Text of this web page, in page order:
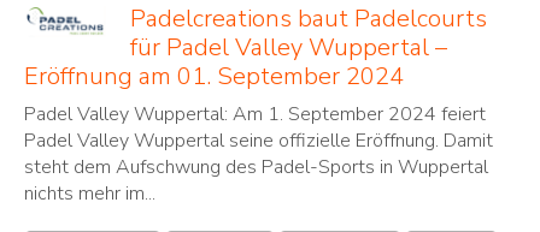
Padelcreations baut Padelcourts
für Padel Valley Wuppertal –
Eröffnung am 01. September 2024
Padel Valley Wuppertal: Am 1. September 2024 feiert
Padel Valley Wuppertal seine offizielle Eröffnung. Damit
steht dem Aufschwung des Padel-Sports in Wuppertal
nichts mehr im...